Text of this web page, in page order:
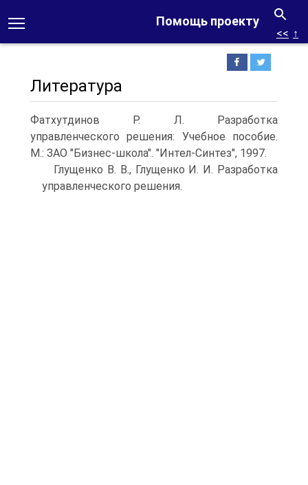
Помощь проекту
<< ↑
Литература
Фатхутдинов Р. Л. Разработка
управленческого решения: Учебное пособие.
М.: ЗАО "Бизнес-школа". "Интел-Синтез", 1997.
Глущенко В. В., Глущенко И. И. Разработка
управленческого решения.